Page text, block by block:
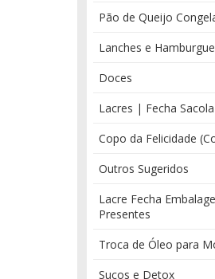
Pão de Queijo
Lanches e
Doces
Lacres | Fecha Sacola
Copo da Felicidade
Outros Sugeridos
Lacre Fecha
Presentes
Troca de Óleo para
Sucos e Detox